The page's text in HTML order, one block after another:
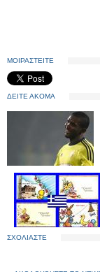
ΜΟΙΡΑΣΤΕΙΤΕ
ΔΕΙΤΕ ΑΚΟΜΑ
ΣΧΟΛΙΑΣΤΕ